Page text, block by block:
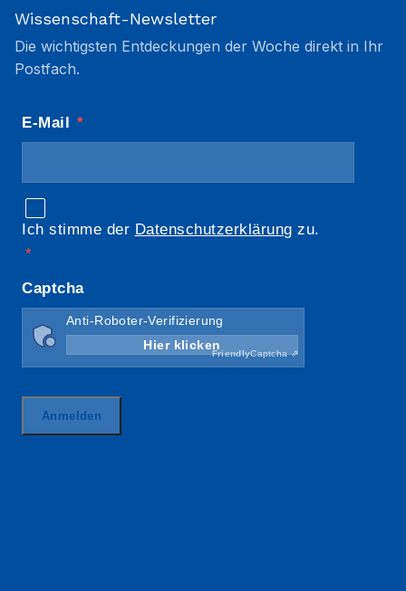
Wissenschaft-Newsletter
Die wichtigsten Entdeckungen der Woche direkt in Ihr
Postfach.